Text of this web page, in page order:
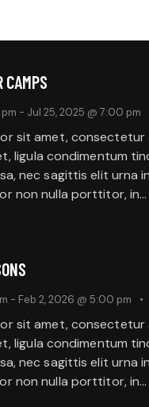
CAMPS
- Jul 25, 2025 @ 7:00 pm
sit amet, consectetur
ligula condimentum
nec sagittis elit urna
non nulla porttitor, in…
- Feb 2, 2026 @ 5:00 pm
sit amet, consectetur
ligula condimentum
nec sagittis elit urna
non nulla porttitor, in…